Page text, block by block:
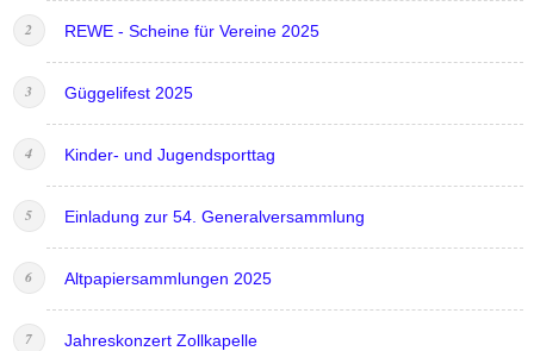
REWE - Scheine für Vereine 2025
Güggelifest 2025
Kinder- und Jugendsporttag
Einladung zur 54. Generalversammlung
Altpapiersammlungen 2025
Jahreskonzert Zollkapelle